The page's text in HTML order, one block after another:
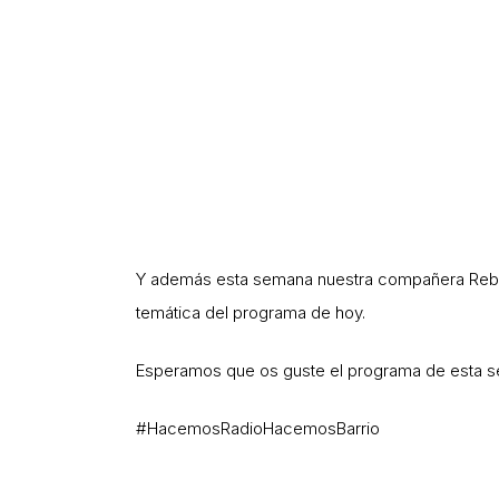
Y además esta semana nuestra compañera
temática del programa de hoy.
Esperamos que os guste el programa de esta
#HacemosRadioHacemosBarrio